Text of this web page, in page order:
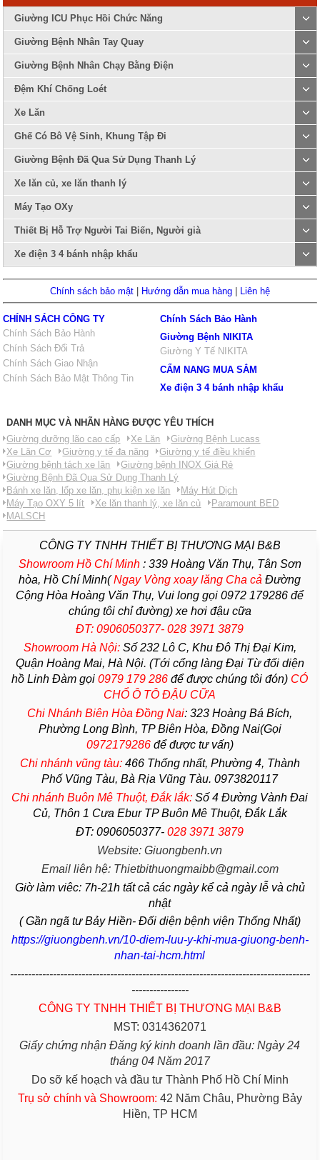
Giường ICU Phục Hồi Chức Năng
Giường Bệnh Nhân Tay Quay
Giường Bệnh Nhân Chạy Bằng Điện
Đệm Khí Chống Loét
Xe Lăn
Ghế Có Bô Vệ Sinh, Khung Tập Đi
Giường Bệnh Đã Qua Sử Dụng Thanh Lý
Xe lăn củ, xe lăn thanh lý
Máy Tạo OXy
Thiết Bị Hỗ Trợ Người Tai Biến, Người già
Xe điện 3 4 bánh nhập khẩu
Chính sách bảo mật | Hướng dẫn mua hàng | Liên hệ
CHÍNH SÁCH CÔNG TY
Chính Sách Bảo Hành
Chính Sách Đổi Trả
Chính Sách Giao Nhận
Chính Sách Bảo Mật Thông Tin
Chính Sách Bảo Hành
Giường Bệnh NIKITA
Giường Y Tế NIKITA
CẨM NANG MUA SẮM
Xe điện 3 4 bánh nhập khẩu
DANH MỤC VÀ NHÃN HÀNG ĐƯỢC YÊU THÍCH
Giường dưỡng lão cao cấp
Xe Lăn
Giường Bệnh Lucass
Xe Lăn Cơ
Giường y tế đa năng
Giường y tế điều khiển
Giường bệnh tách xe lăn
Giường bệnh INOX Giá Rẻ
Giường Bệnh Đã Qua Sử Dụng Thanh Lý
Bánh xe lăn, lốp xe lăn, phụ kiện xe lăn
Máy Hút Dịch
Máy Tạo OXY 5 lít
Xe lăn thanh lý, xe lăn củ
Paramount BED
MALSCH
CÔNG TY TNHH THIẾT BỊ THƯƠNG MẠI B&B
Showroom Hồ Chí Minh:339 Hoàng Văn Thụ, Tân Sơn
hòa, Hồ Chí Minh(Ngay Vòng xoay lăng Cha cả Đường
Cộng Hòa Hoàng Văn Thụ, Vui long gọi 0972 179286 để
chúng tôi chỉ đường) xe hơi đậu cữa
ĐT: 0906050377- 028 3971 3879
Showroom Hà Nội:Số 232 Lô C, Khu Đô Thị Đại Kim,
Quận Hoàng Mai, Hà Nội. (Tới cổng làng Đại Từ đối diện
hồ Linh Đàm gọi0979 179 286 để được chúng tôi đón) CÓ
CHỔ Ô TÔ ĐẬU CỮA
Chi Nhánh Biên Hòa Đồng Nai: 323 Hoàng Bá Bích,
Phường Long Bình, TP Biên Hòa, Đồng Nai(Gọi
0972179286để được tư vấn)
Chi nhánh vũng tàu:466 Thống nhất, Phường4, Thành
Phố Vũng Tàu, Bà Rịa Vũng Tàu. 0973820117
Chi nhánh Buôn Mê Thuột, Đắk lắk:Số 4 Đường Vành Đai
Củ, Thôn 1 Cưa Ebur TP Buôn Mê Thuột, Đắk Lắk
ĐT: 0906050377-028 3971 3879
Website: Giuongbenh.vn
Email liên hệ: Thietbithuongmaibb@gmail.com
Giờ làm viêc: 7h-21h tất cả các ngày kể cả ngày lễ và chủ
nhật
( Gần ngã tư Bảy Hiền- Đối diện bệnh viện Thống Nhất)
https://giuongbenh.vn/10-diem-luu-y-khi-mua-giuong-benh-
nhan-tai-hcm.html
------------------------------------------------------------------------------------
----------------
CÔNG TY TNHH THIẾT BỊ THƯƠNG MẠI B&B
MST: 0314362071
Giấy chứng nhận Đăng ký kinh doanh lần đầu: Ngày 24
tháng 04 Năm 2017
Do sỡ kế hoạch và đầu tư Thành Phố Hồ Chí Minh
Trụ sở chính và Showroom: 42 Năm Châu, Phường Bảy
Hiền, TP HCM